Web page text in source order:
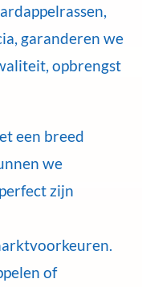
garanderen we
opbrengst
een breed
we
zijn
of